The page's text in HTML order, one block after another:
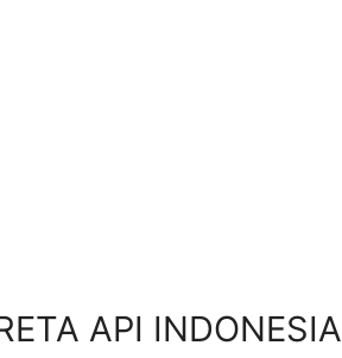
API INDONESIA